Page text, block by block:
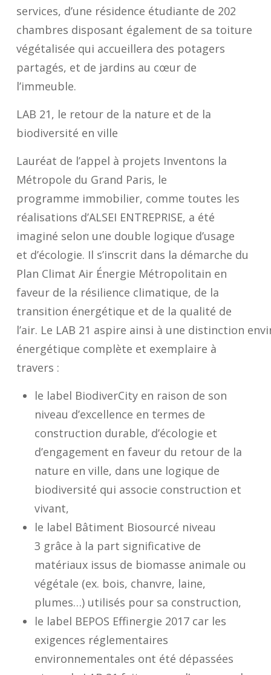
services, d’une résidence étudiante de 202
chambres disposant également de sa toiture
végétalisée qui accueillera des potagers
partagés, et de jardins au cœur de
l’immeuble.
LAB 21, le retour de la nature et de la
biodiversité en ville
Lauréat de l’appel à projets Inventons la
Métropole du Grand Paris, le
programme immobilier, comme toutes les
réalisations d’ALSEI ENTREPRISE, a été
imaginé selon une double logique d’usage
et d’écologie. Il s’inscrit dans la démarche du
Plan Climat Air Énergie Métropolitain en
faveur de la résilience climatique, de la
transition énergétique et de la qualité de
l’air. Le LAB 21 aspire ainsi à une distinction
énergétique complète et exemplaire à
travers :
le label BiodiverCityen raison de son
niveau d’excellence en termes de
construction durable, d’écologie et
d’engagement en faveur du retour de la
nature en ville, dans une logique de
biodiversité qui associe construction et
vivant,
le label Bâtiment Biosourcé niveau
3 grâce à la part significative de
matériaux issus de biomasse animale ou
végétale (ex. bois, chanvre, laine,
plumes…) utilisés pour sa construction,
le label BEPOS Effinergie 2017car les
exigences réglementaires
environnementales ont été dépassées